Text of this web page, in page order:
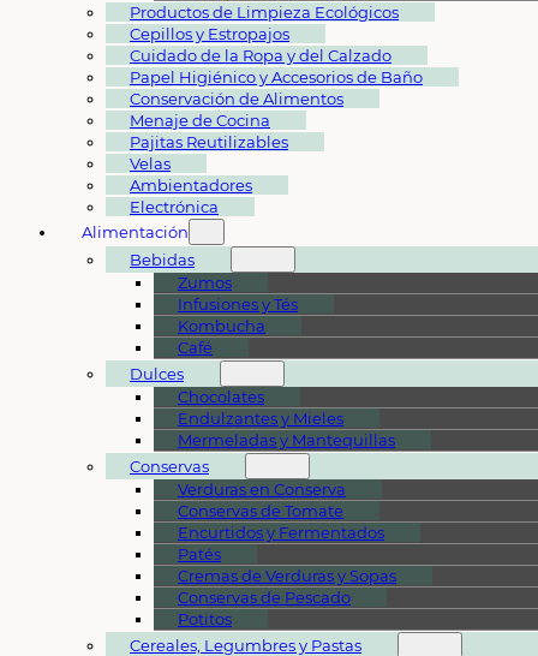
Productos de Limpieza Ecológicos
Cepillos y Estropajos
Cuidado de la Ropa y del Calzado
Papel Higiénico y Accesorios de Baño
Conservación de Alimentos
Menaje de Cocina
Pajitas Reutilizables
Velas
Ambientadores
Electrónica
Alimentación
Bebidas
Zumos
Infusiones y Tés
Kombucha
Café
Dulces
Chocolates
Endulzantes y Mieles
Mermeladas y Mantequillas
Conservas
Verduras en Conserva
Conservas de Tomate
Encurtidos y Fermentados
Patés
Cremas de Verduras y Sopas
Conservas de Pescado
Potitos
Cereales, Legumbres y Pastas